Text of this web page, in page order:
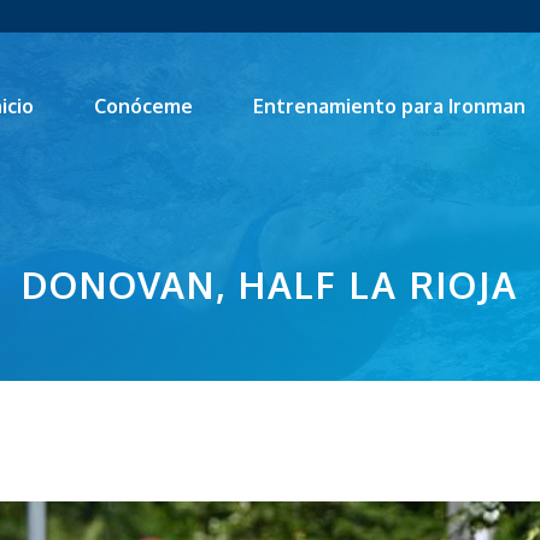
Conóceme Entrenamiento para Ironman
DONOVAN, HALF LA RIOJA